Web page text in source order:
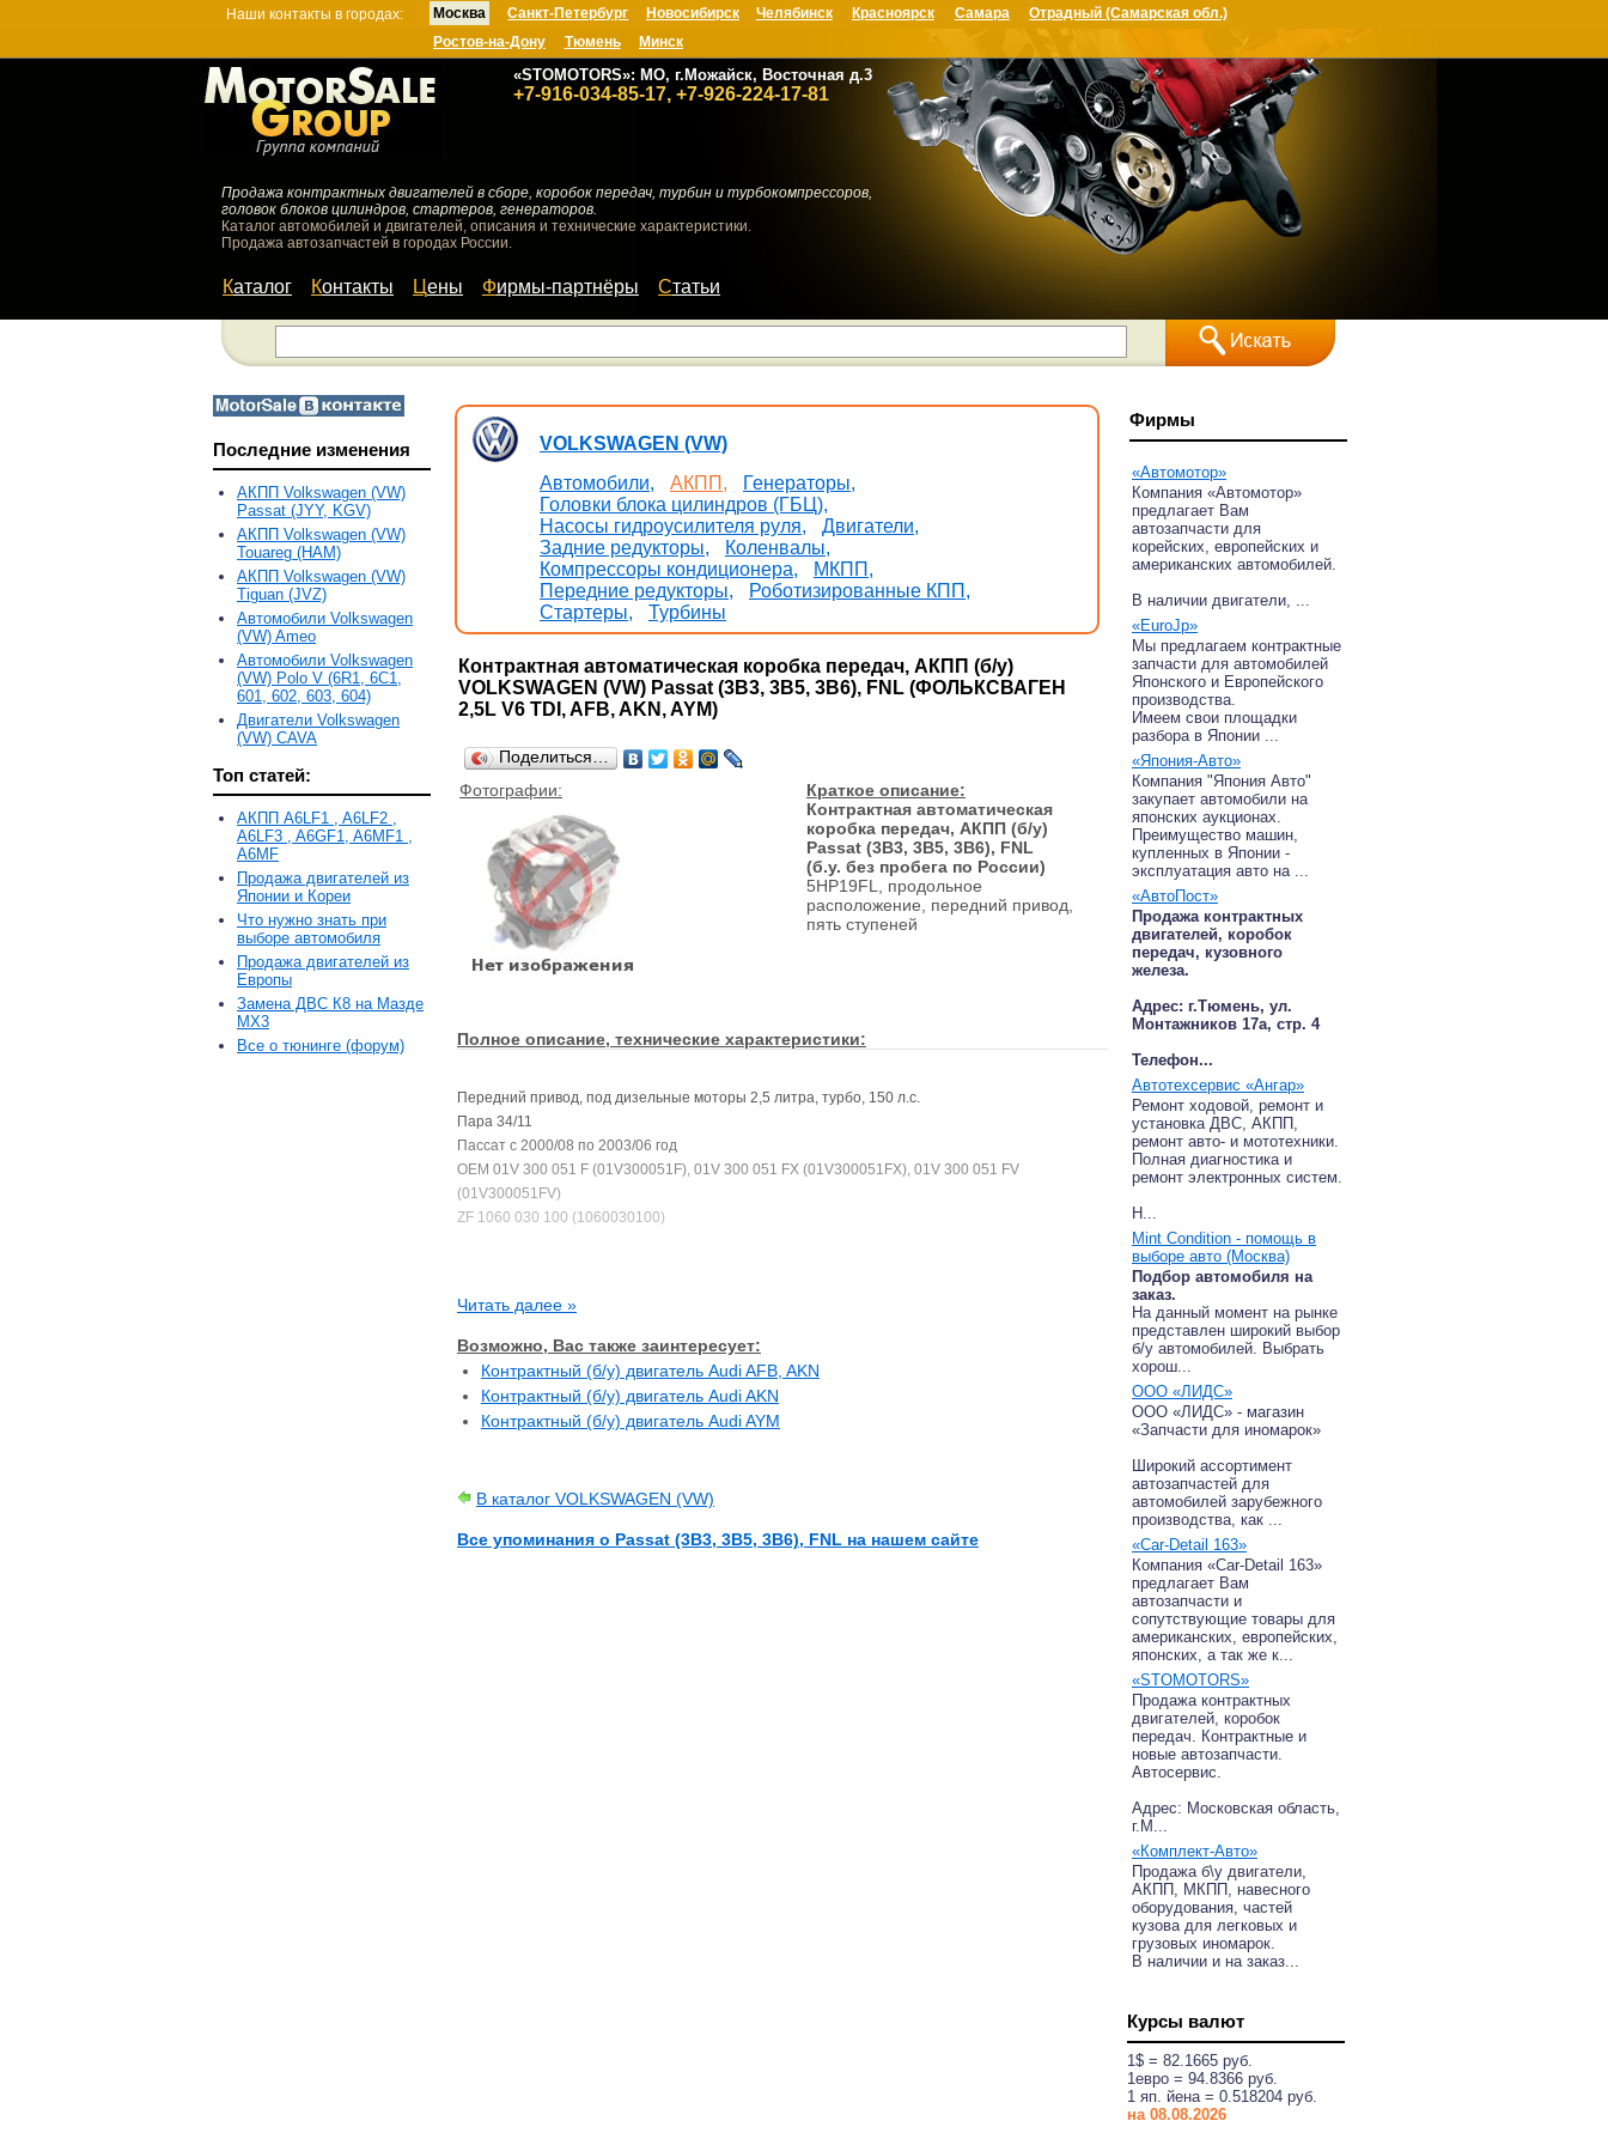
Наши контакты в городах: Москва
«STOMOTORS»: МО, г.Можайск, Восточная д.3
+7-916-034-85-17, +7-926-224-17-81
Санкт-Петербург Новосибирск Челябинск Красноярск Самара
Отрадный (Самарская обл.)
Ростов-на-Дону
Тюмень Минск
Продажа контрактных двигателей в сборе, коробок передач, турбин и турбокомпрессоров,
головок блоков цилиндров, стартеров, генераторов.
Каталог автомобилей и двигателей, описания и технические характеристики.
Продажа автозапчастей в городах России.
Каталог Контакты Цены Фирмы-партнёры Статьи
Последние изменения
АКПП Volkswagen (VW)
Passat (JYY, KGV)
АКПП Volkswagen (VW)
Touareg (HAM)
АКПП Volkswagen (VW)
Tiguan (JVZ)
Автомобили Volkswagen
(VW) Ameo
Автомобили Volkswagen
(VW) Polo V (6R1, 6С1,
601, 602, 603, 604)
Двигатели Volkswagen
(VW) CAVA
Топ статей:
АКПП A6LF1 , A6LF2 ,
A6LF3 , A6GF1, A6MF1 ,
A6MF
Продажа двигателей из
Японии и Кореи
Что нужно знать при
выборе автомобиля
Продажа двигателей из
Европы
Замена ДВС К8 на Мазде
MX3
Все о тюнинге (форум)
VOLKSWAGEN (VW)
Автомобили,
АКПП,
Генераторы,
Головки блока цилиндров (ГБЦ),
Насосы гидроусилителя руля,
Двигатели,
Задние редукторы,
Коленвалы,
Компрессоры кондиционера,
МКПП,
Передние редукторы,
Роботизированные КПП,
Стартеры,
Турбины
Контрактная автоматическая коробка передач, АКПП (б/у)
VOLKSWAGEN (VW) Passat (3B3, 3B5, 3B6), FNL (ФОЛЬКСВАГЕН
2,5L V6 TDI, AFB, AKN, AYM)
Поделиться…
Фотографии:
Краткое описание:
Контрактная автоматическая
коробка передач, АКПП (б/у)
Passat (3B3, 3B5, 3B6), FNL
(б.у. без пробега по России)
5HP19FL, продольное
расположение, передний привод,
пять ступеней
Полное описание, технические характеристики:
Передний привод, под дизельные моторы 2,5 литра, турбо, 150 л.с.
Пара 34/11
Пассат с 2000/08 по 2003/06 год
OEM 01V 300 051 F (01V300051F), 01V 300 051 FX (01V300051FX), 01V 300 051 FV
(01V300051FV)
ZF 1060 030 100 (1060030100)
Читать далее »
Возможно, Вас также заинтересует:
Контрактный (б/у) двигатель Audi AFB, AKN
Контрактный (б/у) двигатель Audi AKN
Контрактный (б/у) двигатель Audi AYM
В каталог VOLKSWAGEN (VW)
Все упоминания о Passat (3B3, 3B5, 3B6), FNL на нашем сайте
Фирмы
«Автомотор»
Компания «Автомотор»
предлагает Вам
автозапчасти для
корейских, европейских и
американских автомобилей.
В наличии двигатели, ...
«EuroJp»
Мы предлагаем контрактные
запчасти для автомобилей
Японского и Европейского
производства.
Имеем свои площадки
разбора в Японии ...
«Япония-Авто»
Компания "Япония Авто"
закупает автомобили на
японских аукционах.
Преимущество машин,
купленных в Японии -
эксплуатация авто на ...
«АвтоПост»
Продажа контрактных
двигателей, коробок
передач, кузовного
железа.
Адрес: г.Тюмень, ул.
Монтажников 17а, стр. 4
Телефон...
Автотехсервис «Ангар»
Ремонт ходовой, ремонт и
установка ДВС, АКПП,
ремонт авто- и мототехники.
Полная диагностика и
ремонт электронных систем.
Н...
Mint Condition - помощь в
выборе авто (Москва)
Подбор автомобиля на
заказ.
На данный момент на рынке
представлен широкий выбор
б/у автомобилей. Выбрать
хорош...
ООО «ЛИДС»
ООО «ЛИДС» - магазин
«Запчасти для иномарок»
Широкий ассортимент
автозапчастей для
автомобилей зарубежного
производства, как ...
«Car-Detail 163»
Компания «Car-Detail 163»
предлагает Вам
автозапчасти и
сопутствующие товары для
американских, европейских,
японских, а так же к...
«STOMOTORS»
Продажа контрактных
двигателей, коробок
передач. Контрактные и
новые автозапчасти.
Автосервис.
Адрес: Московская область,
г.М...
«Комплект-Авто»
Продажа б\у двигатели,
АКПП, МКПП, навесного
оборудования, частей
кузова для легковых и
грузовых иномарок.
В наличии и на заказ...
Курсы валют
1$ = 82.1665 руб.
1eвро = 94.8366 руб.
1 яп. йена = 0.518204 руб.
на 08.08.2026